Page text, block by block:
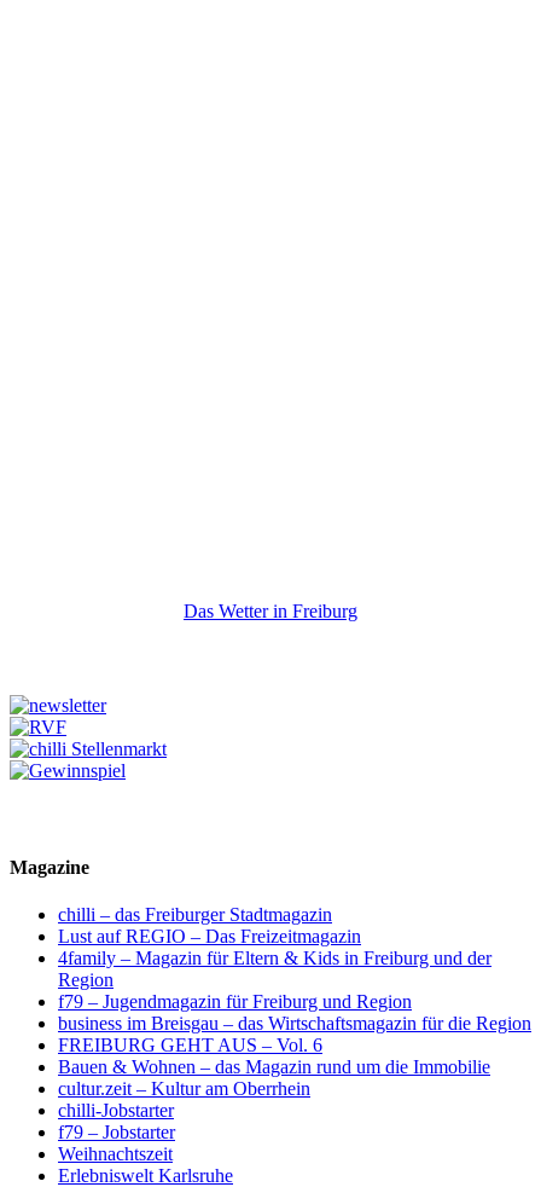
Das Wetter in Freiburg
Magazine
chilli – das Freiburger Stadtmagazin
Lust auf REGIO – Das Freizeitmagazin
4family – Magazin für Eltern & Kids in Freiburg und der
Region
f79 – Jugendmagazin für Freiburg und Region
business im Breisgau – das Wirtschaftsmagazin für die Region
FREIBURG GEHT AUS – Vol. 6
Bauen & Wohnen – das Magazin rund um die Immobilie
cultur.zeit – Kultur am Oberrhein
chilli-Jobstarter
f79 – Jobstarter
Weihnachtszeit
Erlebniswelt Karlsruhe